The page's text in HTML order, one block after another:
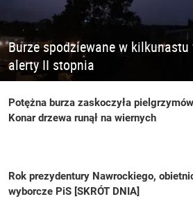
Burze spodziewane w
alerty II stopnia
Potężna burza zaskoczyła
Konar drzewa runął na wiernych
Rok prezydentury Nawrockiego,
wyborcze PiS [SKRÓT DNIA]